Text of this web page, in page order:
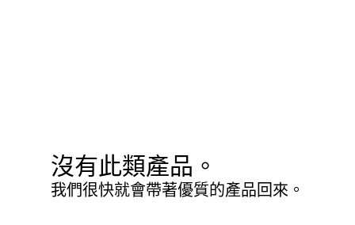
沒有此類產品。
我們很快就會帶著優質的產品回來。